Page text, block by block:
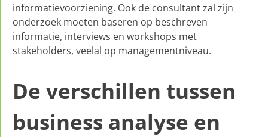
informatievoorziening. Ook de consultant zal zijn
onderzoek moeten baseren op beschreven
informatie, interviews en workshops met
stakeholders, veelal op managementniveau.
De verschillen tussen
business analyse en